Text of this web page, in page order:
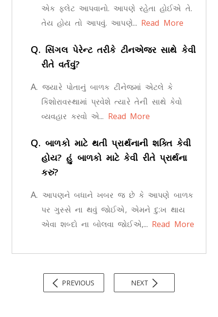
એક ફ્લેટ આપવાનો. આપણે રહેતા હોઈએ તે.
તેય હોય તો આપવું. આપણે... Read More
Q. સિંગલ પેરેન્ટ તરીકે ટીનએજર સાથે કેવી
રીતે વર્તવું?
A.જ્યારે પોતાનું બાળક ટીનેજમાં એટલે કે
કિશોરાવસ્થામાં પ્રવેશે ત્યારે તેની સાથે કેવો
વ્યવહાર કરવો એ... Read More
Q.બાળકો માટે થતી પ્રાર્થનાની શક્તિ કેવી
હોય? હું બાળકો માટે કેવી રીતે પ્રાર્થના
કરું?
A. આપણને બધાને ખબર જ છે કે આપણે બાળક
પર ગુસ્સે ના થવું જોઈએ, એમને દુ:ખ થાય
એવા શબ્દો ના બોલવા જોઈએ,... Read More
PREVIOUS NEXT